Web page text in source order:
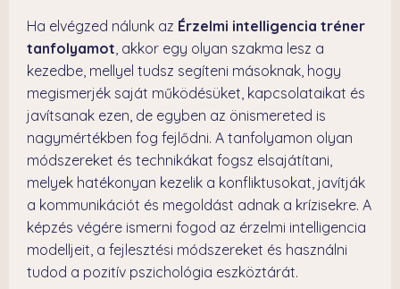
Ha elvégzed nálunk az Érzelmi intelligencia tréner
tanfolyamot, akkor egy olyan szakma lesz a
kezedbe, mellyel tudsz segíteni másoknak, hogy
megismerjék saját működésüket, kapcsolataikat és
javítsanak ezen, de egyben az önismereted is
nagymértékben fog fejlődni. A tanfolyamon olyan
módszereket és technikákat fogsz elsajátítani,
melyek hatékonyan kezelik a konfliktusokat, javítják
a kommunikációt és megoldást adnak a krízisekre. A
képzés végére ismerni fogod az érzelmi intelligencia
modelljeit, a fejlesztési módszereket és használni
tudod a pozitív pszichológia eszköztárát.